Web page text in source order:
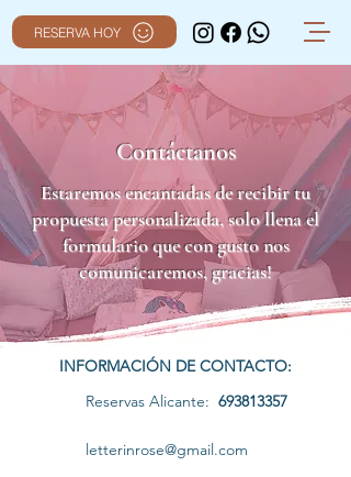
RESERVA HOY
Contáctanos
Estaremos encantadas de recibir tu
propuesta personalizada, solo llena el
formulario que con gusto nos
comunicaremos, gracias!
INFORMACIÓN DE CONTACTO:
Reservas Alicante: 693813357
letterinrose@gmail.com